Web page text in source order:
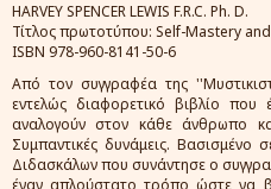
HARVEY SPENCER LEWIS F.R.C. Ph. D.
Τίτλος πρωτοτύπου: Self-Mastery
ISBN 978-960-8141-50-6
Από τον συγγραφέα της
εντελώς διαφορετικό βιβλίο
αναλογούν στον κάθε άνθρωπο
Συμπαντικές δυνάμεις.
Διδασκάλων που συνάντησε ο
έναν απλούστατο τρόπο ώστε να